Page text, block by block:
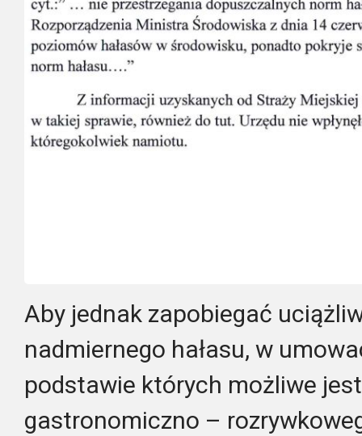
Aby jednak zapobiegać
nadmiernego hałasu, w
podstawie których możliwe
gastronomiczno –